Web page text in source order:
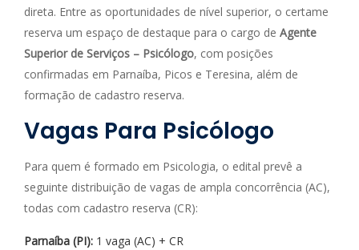
direta. Entre as oportunidades de nível superior, o certame
reserva um espaço de destaque para o cargo de Agente
Superior de Serviços – Psicólogo, com posições
confirmadas em Parnaíba, Picos e Teresina, além de
formação de cadastro reserva.
Vagas Para Psicólogo
Para quem é formado em Psicologia, o edital prevê a
seguinte distribuição de vagas de ampla concorrência (AC),
todas com cadastro reserva (CR):
Parnaíba (PI): 1 vaga (AC) + CR